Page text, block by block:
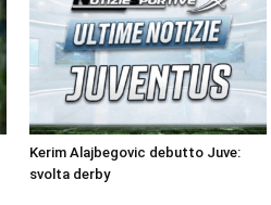
Kerim Alajbegovic debutto Juve:
svolta derby